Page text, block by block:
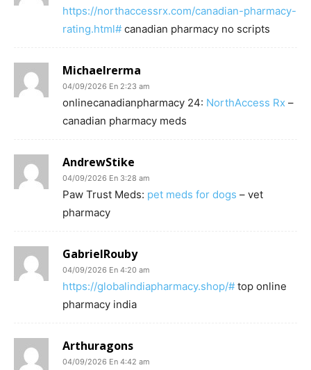
https://northaccessrx.com/canadian-pharmacy-
rating.html# canadian pharmacy no scripts
Michaelrerma
04/09/2026 En 2:23 am
onlinecanadianpharmacy 24: NorthAccess Rx –
canadian pharmacy meds
AndrewStike
04/09/2026 En 3:28 am
Paw Trust Meds: pet meds for dogs – vet
pharmacy
GabrielRouby
04/09/2026 En 4:20 am
https://globalindiapharmacy.shop/# top online
pharmacy india
Arthuragons
04/09/2026 En 4:42 am